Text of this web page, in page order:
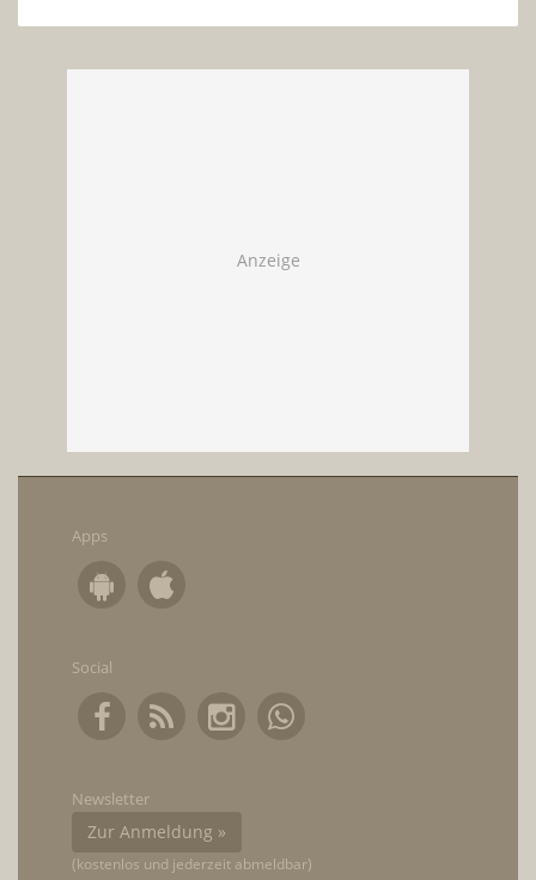
Apps
Social
Newsletter
Zur Anmeldung »
(kostenlos und jederzeit abmeldbar)